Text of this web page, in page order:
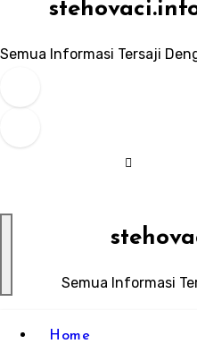
Semua Informasi Tersaji
Semua Informasi
Home